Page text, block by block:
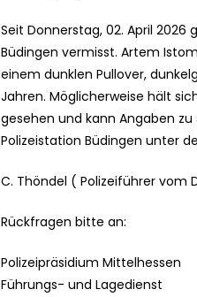
Seit Donnerstag, 02. April 2026
Büdingen vermisst. Artem
einem dunklen Pullover,
Jahren. Möglicherweise hält
gesehen und kann Angaben
Polizeistation Büdingen unter
C. Thöndel ( Polizeiführer vom
Rückfragen bitte an:
Polizeipräsidium Mittelhessen
Führungs- und Lagedienst